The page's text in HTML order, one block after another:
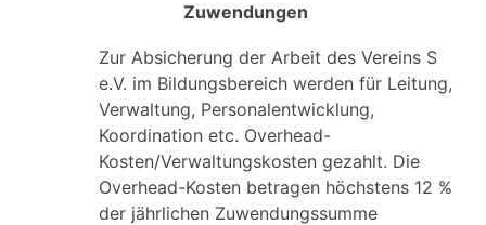
Zuwendungen
Zur Absicherung der Arbeit des Vereins S
e.V. im Bildungsbereich werden für Leitung,
Verwaltung, Personalentwicklung,
Koordination etc. Overhead-
Kosten/Verwaltungskosten gezahlt. Die
Overhead-Kosten betragen höchstens 12 %
der jährlichen Zuwendungssumme